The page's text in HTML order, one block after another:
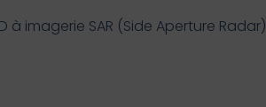
imagerie SAR (Side Aperture Radar)